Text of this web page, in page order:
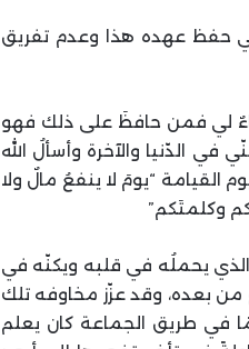
حفظ عهده هذا وعدم تفريق
لي فمن حافظَ على ذلك فهو
الدّنيا والآخرة وأسألُ الله
القيامة “يومَ لا ينفعُ مالٌ ولا
وكلمتَكم”
يحملُه في قلبه ويكنّه في
بعده، وقد عزّز مخاوفه تلك
في طريق الجماعة كان يعلم